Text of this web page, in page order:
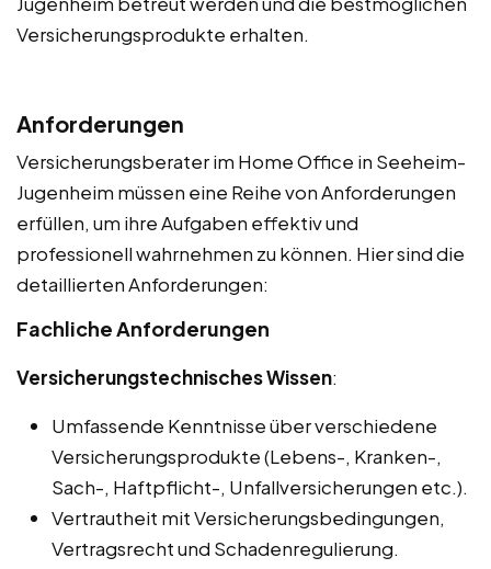
Versicherungsprodukte erhalten.
Anforderungen
Versicherungsberater im Home Office in Seeheim-
Jugenheim müssen eine Reihe von Anforderungen
erfüllen, um ihre Aufgaben effektiv und
professionell wahrnehmen zu können. Hier sind die
detaillierten Anforderungen:
Fachliche Anforderungen
Versicherungstechnisches Wissen:
Umfassende Kenntnisse über verschiedene
Versicherungsprodukte (Lebens-, Kranken-,
Sach-, Haftpflicht-, Unfallversicherungen etc.).
Vertrautheit mit Versicherungsbedingungen,
Vertragsrecht und Schadenregulierung.